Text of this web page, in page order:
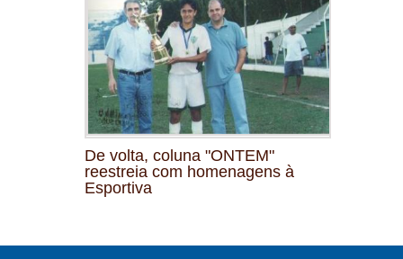
De volta, coluna "ONTEM"
reestreia com homenagens à
Esportiva